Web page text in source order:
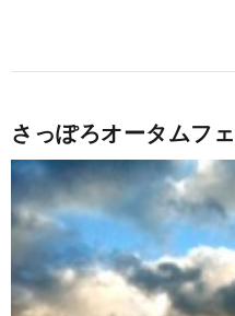
さっぽろオータムフ